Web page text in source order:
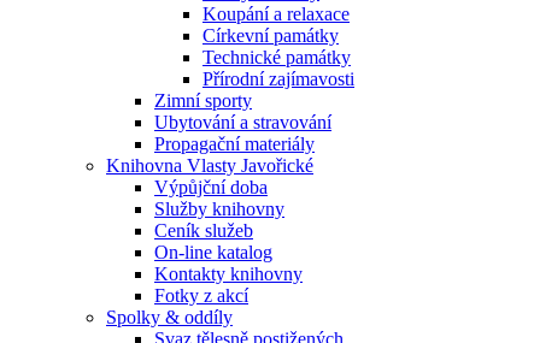
Koupání a relaxace
Církevní památky
Technické památky
Přírodní zajímavosti
Zimní sporty
Ubytování a stravování
Propagační materiály
Knihovna Vlasty Javořické
Výpůjční doba
Služby knihovny
Ceník služeb
On-line katalog
Kontakty knihovny
Fotky z akcí
Spolky & oddíly
Svaz tělesně postižených